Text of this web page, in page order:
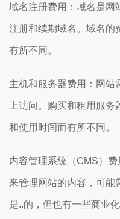
域名注册费用：域名是网
注册和续期域名。域名的
有所不同。
主机和服务器费用：网站
上访问。购买和租用服
和使用时间而有所不同。
内容管理系统（CMS）
来管理网站的内容，可能
是..的，但也有一些商业